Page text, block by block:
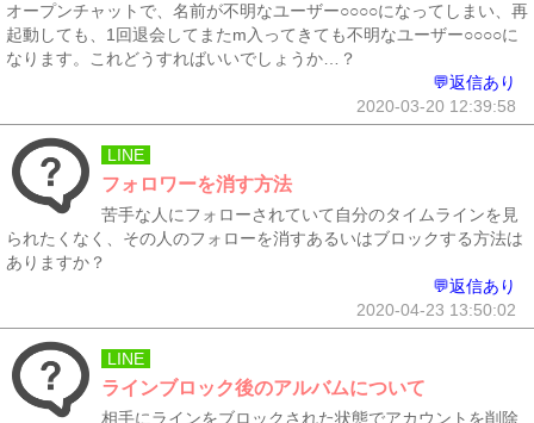
オープンチャットで、名前が不明なユーザー○○○○になってしまい、再
起動しても、1回退会してまたm入ってきても不明なユーザー○○○○に
なります。これどうすればいいでしょうか…？
💬返信あり
2020-03-20 12:39:58
LINE
フォロワーを消す方法
苦手な人にフォローされていて自分のタイムラインを見
られたくなく、その人のフォローを消すあるいはブロックする方法は
ありますか？
💬返信あり
2020-04-23 13:50:02
LINE
ラインブロック後のアルバムについて
相手にラインをブロックされた状態でアカウントを削除